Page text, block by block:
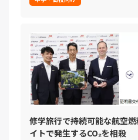
修学旅行で持続可能な航空
イトで発生するCO₂を相殺